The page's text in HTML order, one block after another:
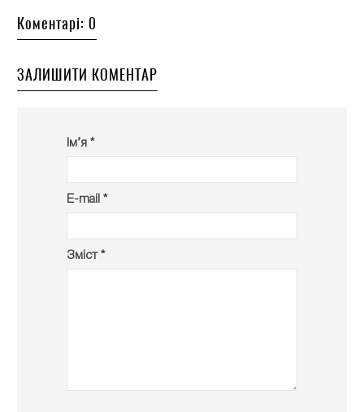
Коментарі: 0
ЗАЛИШИТИ КОМЕНТАР
Ім’я *
E-mail *
Зміст *